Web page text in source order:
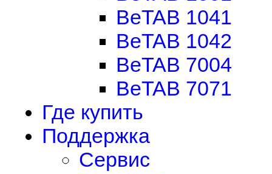
BeTAB 1041
BeTAB 1042
BeTAB 7004
BeTAB 7071
Где купить
Поддержка
Сервис